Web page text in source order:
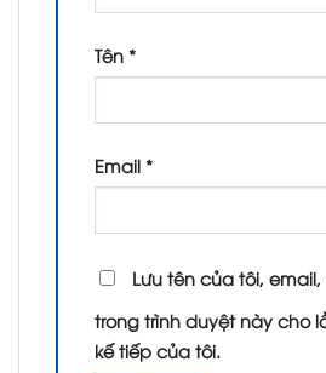
Tên *
Email *
Lưu tên của tôi,
trong trình duyệt này cho
kế tiếp của tôi.